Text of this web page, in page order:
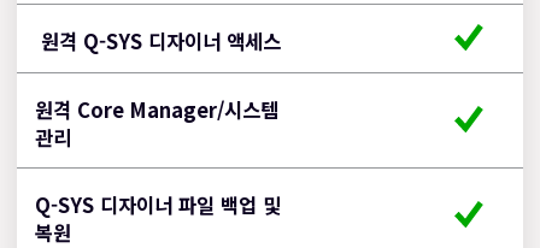
원격 Q-SYS 디자이너 액세스
원격 Core Manager/시스템
관리
Q-SYS 디자이너 파일 백업 및
복원